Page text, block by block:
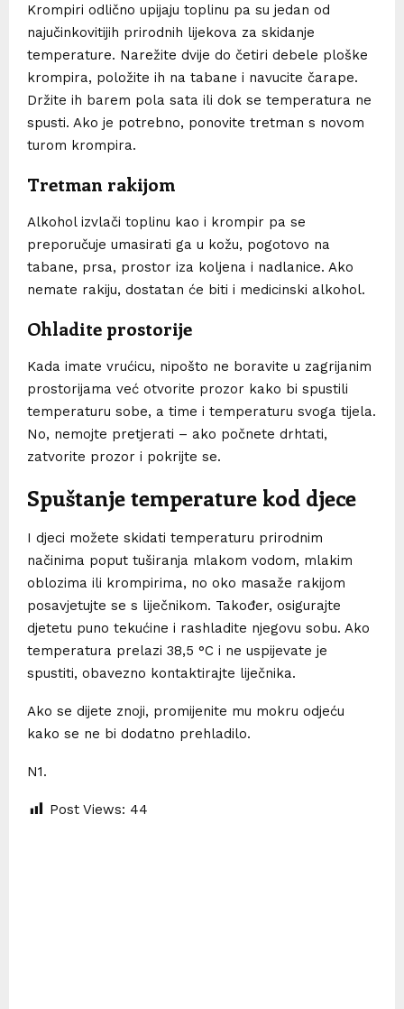
Krompiri odlično upijaju toplinu pa su jedan od
najučinkovitijih prirodnih lijekova za skidanje
temperature. Narežite dvije do četiri debele ploške
krompira, položite ih na tabane i navucite čarape.
Držite ih barem pola sata ili dok se temperatura ne
spusti. Ako je potrebno, ponovite tretman s novom
turom krompira.
Tretman rakijom
Alkohol izvlači toplinu kao i krompir pa se
preporučuje umasirati ga u kožu, pogotovo na
tabane, prsa, prostor iza koljena i nadlanice. Ako
nemate rakiju, dostatan će biti i medicinski alkohol.
Ohladite prostorije
Kada imate vrućicu, nipošto ne boravite u zagrijanim
prostorijama već otvorite prozor kako bi spustili
temperaturu sobe, a time i temperaturu svoga tijela.
No, nemojte pretjerati – ako počnete drhtati,
zatvorite prozor i pokrijte se.
Spuštanje temperature kod djece
I djeci možete skidati temperaturu prirodnim
načinima poput tuširanja mlakom vodom, mlakim
oblozima ili krompirima, no oko masaže rakijom
posavjetujte se s liječnikom. Također, osigurajte
djetetu puno tekućine i rashladite njegovu sobu. Ako
temperatura prelazi 38,5 °C i ne uspijevate je
spustiti, obavezno kontaktirajte liječnika.
Ako se dijete znoji, promijenite mu mokru odjeću
kako se ne bi dodatno prehladilo.
N1.
Post Views: 44